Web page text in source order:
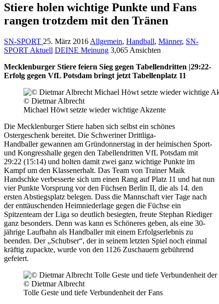
Stiere holen wichtige Punkte und Fans
rangen trotzdem mit den Tränen
SN-SPORT 25. März 2016 Allgemein, Handball, Männer, SN-
SPORT Aktuell DEINE Meinung 3,065 Ansichten
Mecklenburger Stiere feiern Sieg gegen Tabellendritten |29:22-
Erfolg gegen VfL Potsdam bringt jetzt Tabellenplatz 11
© Dietmar Albrecht
Michael Höwt setzte wieder wichtige Akzente
Die Mecklenburger Stiere haben sich selbst ein schönes
Ostergeschenk bereitet. Die Schweriner Drittliga-
Handballer gewannen am Gründonnerstag in der heimischen Sport-
und Kongresshalle gegen den Tabellendritten VfL Potsdam mit
29:22 (15:14) und holten damit zwei ganz wichtige Punkte im
Kampf um den Klassenerhalt. Das Team von Trainer Maik
Handschke verbesserte sich um einen Rang auf Platz 11 und hat nun
vier Punkte Vorsprung vor den Füchsen Berlin II, die als 14. den
ersten Abstiegsplatz belegen. Dass die Mannschaft vier Tage nach
der enttäuschenden Heimniederlage gegen die Füchse ein
Spitzenteam der Liga so deutlich besiegten, freute Stephan Riediger
ganz besonders. Denn was kann es Schöneres geben, als eine 30-
jährige Laufbahn als Handballer mit einem Erfolgserlebnis zu
beenden. Der „Schubser“, der in seinem letzten Spiel noch einmal
kräftig zupackte, wurde von den 1126 Zuschauern gebührend
gefeiert.
© Dietmar Albrecht
Tolle Geste und tiefe Verbundenheit der Fans